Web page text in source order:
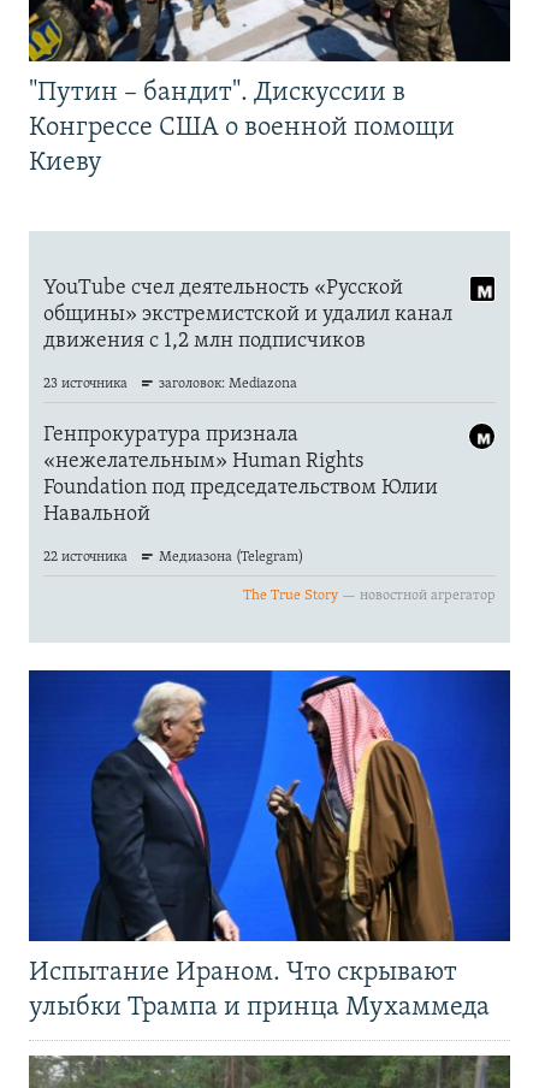
"Путин – бандит". Дискуссии в
Конгрессе США о военной помощи
Киеву
Испытание Ираном. Что скрывают
улыбки Трампа и принца Мухаммеда